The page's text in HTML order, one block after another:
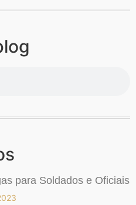
para Soldados e Oficiais